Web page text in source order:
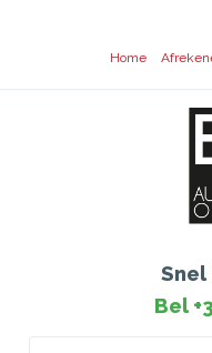
Home
Snel
Bel